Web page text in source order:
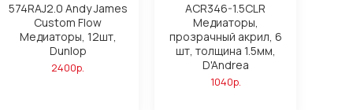
574RAJ2.0 Andy James
Custom Flow
Медиаторы, 12шт,
Dunlop
2400р.
ACR346-1.5CLR
Медиаторы,
прозрачный акрил, 6
шт, толщина 1.5мм,
D'Andrea
1040р.